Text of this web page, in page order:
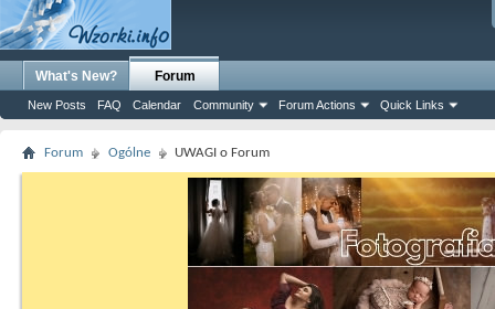
What's New? Forum
New Posts FAQ Calendar Community Forum Actions Quick Links
Forum Ogólne UWAGI o Forum